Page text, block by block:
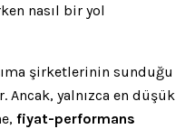
nasıl bir yol
şirketlerinin sunduğu
Ancak, yalnızca en düşük
fiyat-performans